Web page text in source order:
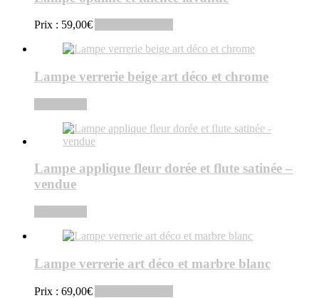
Prix : 59,00€
Lampe verrerie beige art déco et chrome
Lampe applique fleur dorée et flute satinée –
vendue
Lampe verrerie art déco et marbre blanc
Prix : 69,00€